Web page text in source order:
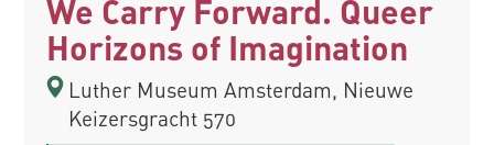
We Carry Forward. Queer
Horizons of Imagination
Luther Museum Amsterdam, Nieuwe
Keizersgracht 570